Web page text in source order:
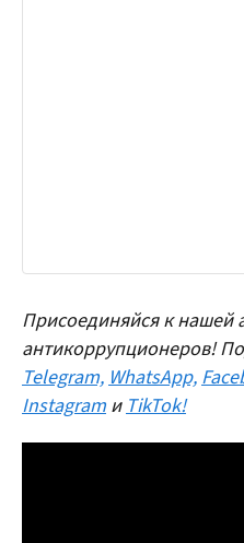
Присоединяйся к нашей
антикоррупционеров!
Telegram,WhatsApp,
Instagram иTikTok!